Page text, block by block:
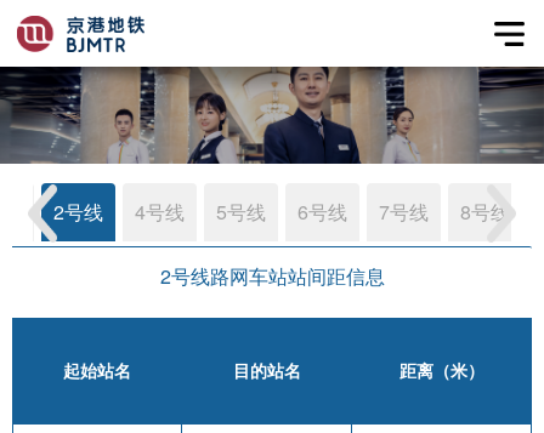
2号线 4号线 5号线 6号线 7号线 8号线
2号线路网车站站间距信息
起始站名 目的站名 距离（米）